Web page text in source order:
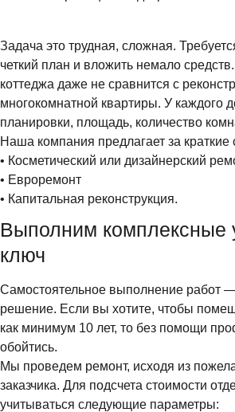
Задача это трудная, сложная.
четкий план и вложить немало
коттеджа даже не сравнится с
многокомнатной квартиры. У каждого
планировки, площадь, количество
Наша компания предлагает за краткие
• Косметический или дизайнерский
• Евроремонт
• Капитальная реконструкция.
Выполним комплексные
ключ
Самостоятельное выполнение работ
решение. Если вы хотите, чтобы
как минимум 10 лет, то без помощи
обойтись.
Мы проведем ремонт, исходя из
заказчика. Для подсчета стоимости
учитываться следующие параметры: